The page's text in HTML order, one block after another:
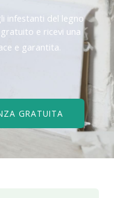
infestanti del legno
e ricevi una
e garantita.
GRATUITA